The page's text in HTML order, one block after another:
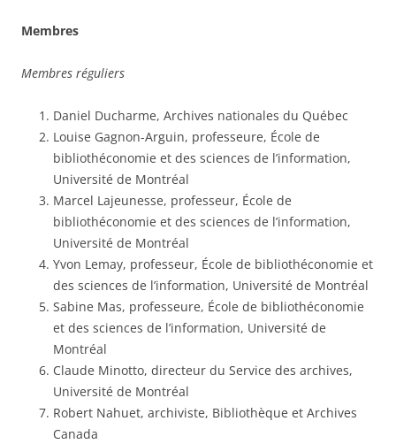
Membres
Membres réguliers
Daniel Ducharme, Archives nationales du Québec
Louise Gagnon-Arguin, professeure, École de
bibliothéconomie et des sciences de l’information,
Université de Montréal
Marcel Lajeunesse, professeur, École de
bibliothéconomie et des sciences de l’information,
Université de Montréal
Yvon Lemay, professeur, École de bibliothéconomie et
des sciences de l’information, Université de Montréal
Sabine Mas, professeure, École de bibliothéconomie
et des sciences de l’information, Université de
Montréal
Claude Minotto, directeur du Service des archives,
Université de Montréal
Robert Nahuet, archiviste, Bibliothèque et Archives
Canada